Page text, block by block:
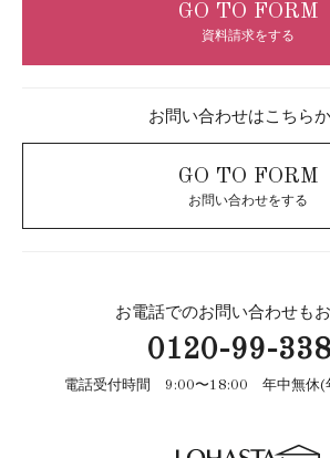
GO TO FORM
資料請求をする
お問い合わせはこちら
GO TO FORM
お問い合わせをする
お電話でのお問い合わせも
0120-99-
電話受付時間 9:00〜18:00 年中無休(